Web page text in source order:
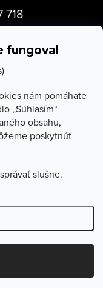
fungoval
nám pomáhate
„Súhlasím“
obsahu,
poskytnúť
slušne.
718
vyhradené.Upraviť